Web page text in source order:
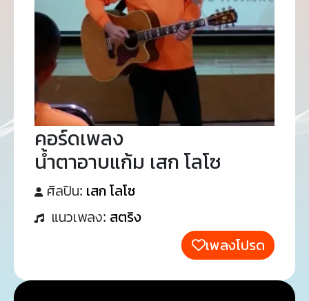
คอร์ดเพลง
น้ำตาอาบแก้ม เสก โลโซ
ศิลปิน: เสก โลโซ
แนวเพลง: สตริง
เพลงโปรด